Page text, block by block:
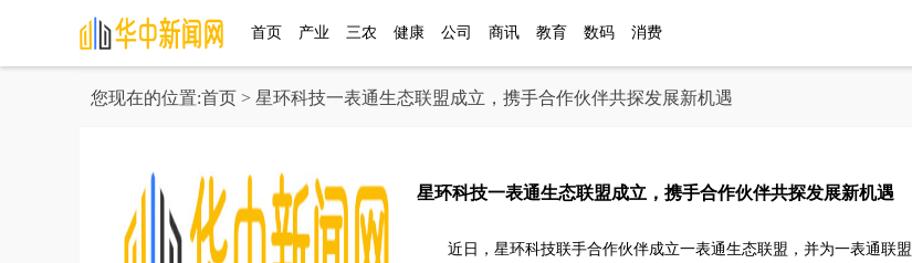
首页 产业 三农 健康 公司 商讯 教育 数码 消费
您现在的位置:首页 > 星环科技一表通生态联盟成立，携手合作伙伴共探发展新机遇
星环科技一表通生态联盟成立，携手合作伙伴共探发展新机遇
近日，星环科技联手合作伙伴成立一表通生态联盟，并为一表通联盟